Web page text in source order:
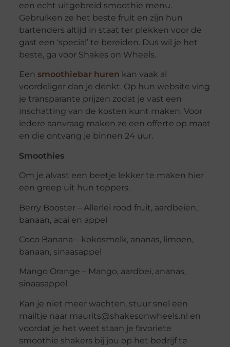
een echt uitgebreid smoothie menu.
Gebruiken ze het beste fruit en zijn hun
bartenders altijd in staat ter plekken voor de
gast een ‘special’ te bereiden. Dus wil je het
beste, ga voor Shakes on Wheels.
Een smoothiebar huren kan vaak al
voordeliger dan je denkt. Op hun website ving
je transparante prijzen zodat je vast een
inschatting van de kosten kunt maken. Voor
iedere aanvraag maken ze een offerte op maat
en die ontvang je binnen 24 uur.
Smoothies
Om je alvast een beetje lekker te maken hier
een greep uit hun toppers.
Berry Booster – Allerlei rood fruit, aardbeien,
banaan, acai en appel
Coco Banana – kokosmelk, ananas, limoen,
banaan, sinaasappel
Mango Orange – Mango, aardbei, ananas,
sinaasappel
Kan je niet meer wachten, stuur snel een
mailtje naar maurits@shakesonwheels.nl en
voordat je het weet staan je favoriete
smoothie shakers bij jou op het bedrijf te